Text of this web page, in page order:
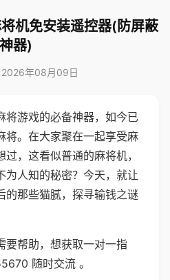
机免安装遥控器(防屏蔽
神器)
2026年08月09日
将游戏的必备神器，如今已
将。在大家聚在一起享受麻
，这看似普通的麻将机，
为人知的秘密？今天，就让
的那些猫腻，探寻输钱之谜
要帮助，想获取一对一指
随时交流 。